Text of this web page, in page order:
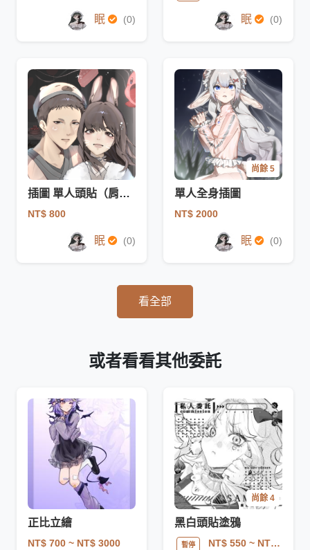
眠 (0) 眠 (0)
插圖 單人頭貼（肩上）
NT$ 800
眠 (0)
尚餘 5
單人全身插圖
NT$ 2000
眠 (0)
看全部
或者看看其他委託
正比立繪
NT$ 700 ~ NT$ 3000
尚餘 4
黑白頭貼塗鴉
暫停 NT$ 550~ NT$ 650